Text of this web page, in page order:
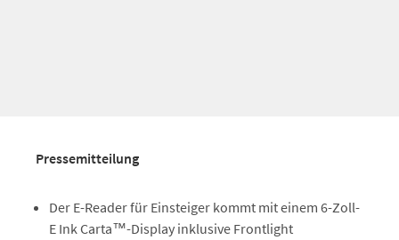
Pressemitteilung
Der E-Reader für Einsteiger kommt mit einem 6-Zoll-
E Ink Carta™-Display inklusive Frontlight